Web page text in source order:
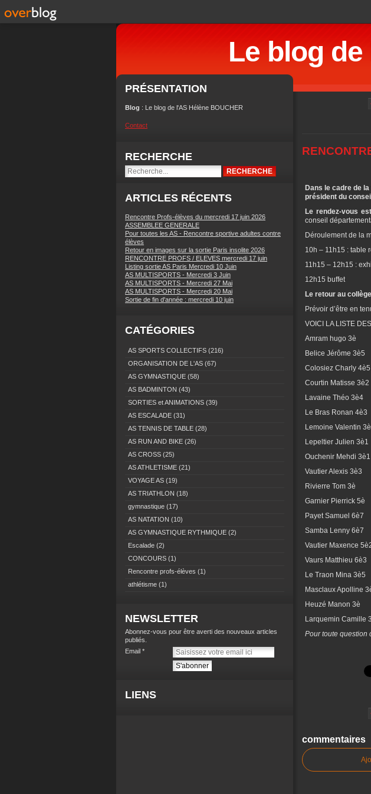
Le blog de
PRÉSENTATION
Blog : Le blog de l'AS Hélène BOUCHER
Contact
RECHERCHE
ARTICLES RÉCENTS
Rencontre Profs-élèves du mercredi 17 juin 2026
ASSEMBLEE GENERALE
Pour toutes les AS - Rencontre sportive adultes contre
élèves
Retour en images sur la sortie Paris insolite 2026
RENCONTRE PROFS / ELEVES mercredi 17 juin
Listing sortie AS Paris Mercredi 10 Juin
AS MULTISPORTS - Mercredi 3 Juin
AS MULTISPORTS - Mercredi 27 Mai
AS MULTISPORTS - Mercredi 20 Mai
Sortie de fin d'année : mercredi 10 juin
CATÉGORIES
AS SPORTS COLLECTIFS (216)
ORGANISATION DE L'AS (67)
AS GYMNASTIQUE (58)
AS BADMINTON (43)
SORTIES et ANIMATIONS (39)
AS ESCALADE (31)
AS TENNIS DE TABLE (28)
AS RUN AND BIKE (26)
AS CROSS (25)
AS ATHLETISME (21)
VOYAGE AS (19)
AS TRIATHLON (18)
gymnastique (17)
AS NATATION (10)
AS GYMNASTIQUE RYTHMIQUE (2)
Escalade (2)
CONCOURS (1)
Rencontre profs-élèves (1)
athlétisme (1)
NEWSLETTER
Abonnez-vous pour être averti des nouveaux articles
publiés.
Email
LIENS
Dans le cadre de
président du
Le rendez-vous
conseil
Déroulement de la
10h – 11h15 : table
11h15 – 12h15 :
12h15 buffet
Le retour au
Prévoir d’être en
VOICI LA LISTE
Amram hugo 3è
Belice Jérôme 3è5
Colosiez Charly 4è5
Courtin Matisse 3è2
Lavaine Théo 3è4
Le Bras Ronan 4è3
Lemoine Valentin
Lepeltier Julien 3è1
Ouchenir Mehdi 3è1
Vautier Alexis 3è3
Rivierre Tom 3è
Garnier Pierrick 5è
Payet Samuel 6è7
Samba Lenny 6è7
Vautier Maxence
Vaurs Matthieu 6è3
Le Traon Mina 3è5
Masclaux Apolline
Heuzé Manon 3è
Larquemin Camille
Pour toute question
commentaires